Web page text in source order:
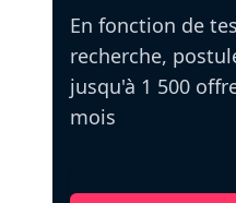
En fonction de
recherche,
jusqu'à 1 500
mois